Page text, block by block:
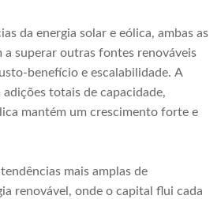
da energia solar e eólica, ambas as
superar outras fontes renováveis
benefício e escalabilidade. A
totais de capacidade,
mantém um crescimento forte e
mais amplas de
renovável, onde o capital flui cada